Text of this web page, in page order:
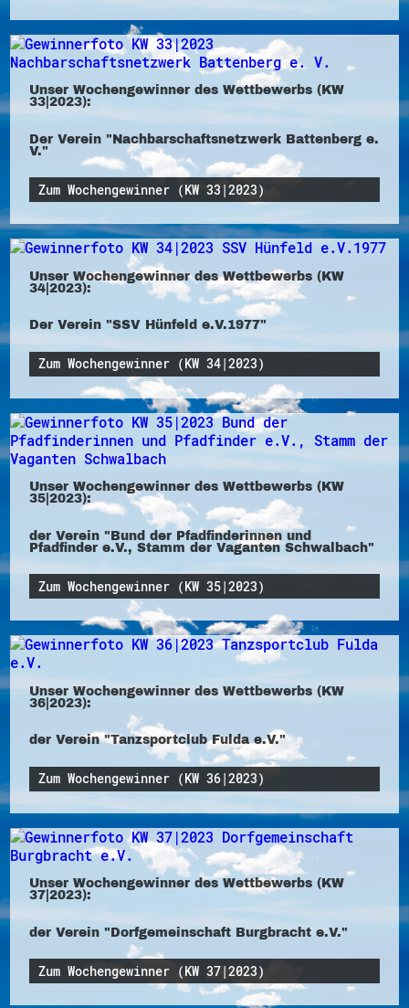
Unser Wochengewinner des Wettbewerbs (KW
33|2023):
Der Verein "Nachbarschaftsnetzwerk Battenberg e.
V."
Zum Wochengewinner (KW 33|2023)
Unser Wochengewinner des Wettbewerbs (KW
34|2023):
Der Verein "SSV Hünfeld e.V.1977"
Zum Wochengewinner (KW 34|2023)
Unser Wochengewinner des Wettbewerbs (KW
35|2023):
der Verein "Bund der Pfadfinderinnen und
Pfadfinder e.V., Stamm der Vaganten Schwalbach"
Zum Wochengewinner (KW 35|2023)
Unser Wochengewinner des Wettbewerbs (KW
36|2023):
der Verein "Tanzsportclub Fulda e.V."
Zum Wochengewinner (KW 36|2023)
Unser Wochengewinner des Wettbewerbs (KW
37|2023):
der Verein "Dorfgemeinschaft Burgbracht e.V."
Zum Wochengewinner (KW 37|2023)